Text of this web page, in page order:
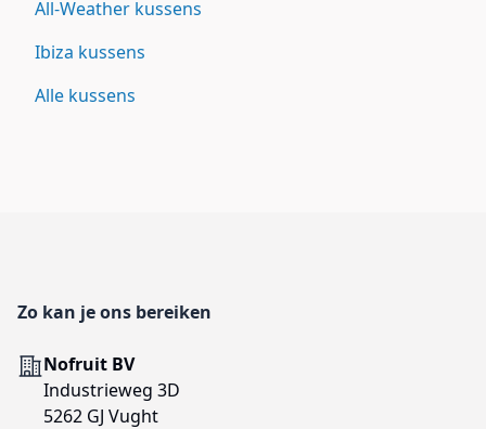
All-Weather kussens
Ibiza kussens
Alle kussens
Zo kan je ons bereiken
AdresNofruit BV
Industrieweg 3D
5262 GJ Vught